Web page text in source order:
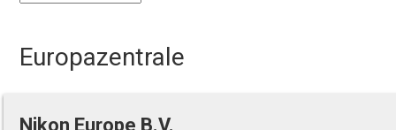
Europazentrale
Nikon Europe B.V.